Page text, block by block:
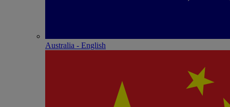
Australia - English